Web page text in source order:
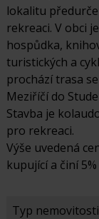
lokalitu
rekreaci. V obci
hospůdka,
turistických a
prochází trasa
Meziříčí do
Stavba je
pro rekreaci.
Výše uvedená
kupující a činí
Typ